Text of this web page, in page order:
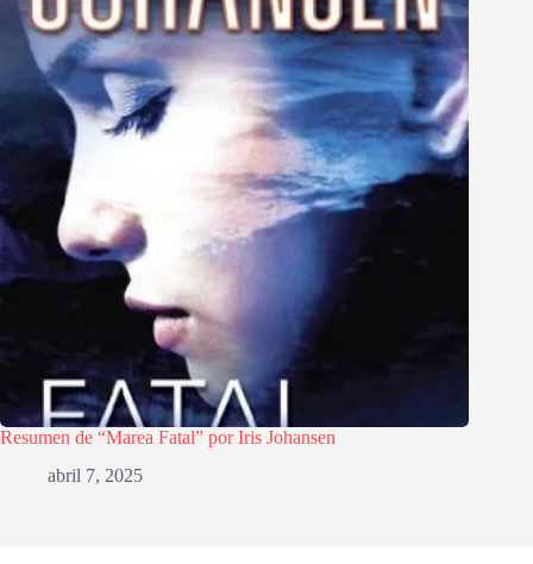
Resumen de “Marea Fatal” por Iris Johansen
abril 7, 2025